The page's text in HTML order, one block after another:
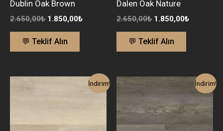
Dublin Oak Brown
2.650,00₺ 1.850,00₺
💬 Teklif Alın
Dalen Oak Nature
2.650,00₺ 1.850,00₺
💬 Teklif Alın
İndirim!
2.650,00₺.
Şu
andaki
1.850,00₺.
İndirim!
Orijinal
fiyat:
2.650,00₺.
Şu
andaki